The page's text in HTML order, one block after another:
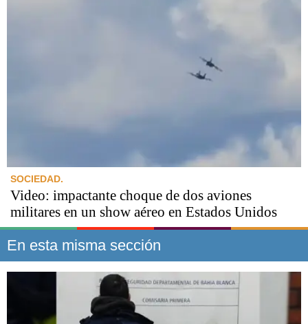
SOCIEDAD.
Video: impactante choque de dos aviones
militares en un show aéreo en Estados Unidos
En esta misma sección